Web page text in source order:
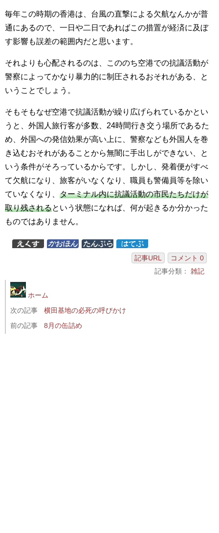
毎年この時期の香港は、台風の直撃による欠航なんかが普
通にあるので、一日や二日であればこの措置が経済に及ぼ
す影響も誤差の範囲内だと思います。
それよりも心配されるのは、こののち空港での抗議活動が
警察によってかなり暴力的に制圧されるおそれがある、と
いうことでしょう。
そもそもなぜ空港で抗議活動が繰り広げられているかとい
うと、外国人旅行客が多数、24時間行き交う場所であるた
め、外国への発信効果が高い上に、警察なども外国人を巻
き込むおそれがあることから無闇に手出しができない、と
いう条件がそろっているからです。しかし、発着便がすべ
て欠航になり、旅客がいなくなり、職員も警備員等を除い
ていなくなり、 ターミナル内に抗議活動の市民たちだけが
取り残されるという状態になれば、何が起きるか分かった
ものではありません。
記事URL
コメント 0
記事分類： 雑記
ホーム
次の記事
横田基地の必死の呼びかけ
前の記事
8月の缶詰め